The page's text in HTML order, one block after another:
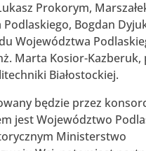
Prokorym,
Bogdan
Województwa
Marta Kosior-Kazberuk,
Białostockiej.
będzie przez
jest Województwo
Ministerstwo